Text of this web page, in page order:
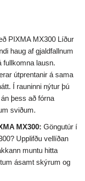
PIXMA MX300 Líður
haug af gjaldfallnum
fullkomna lausn.
útprentanir á sama
Í rauninni nýtur þú
þess að fórna
sviðum.
MX300: Göngutúr í
Upplifðu vellíðan
muntu hitta
ásamt skýrum og